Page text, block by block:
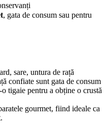
, gata de consum sau pentru
sare, untura de rață
confiate sunt gata de consum
tigaie pentru a obține o crustă
gourmet, fiind ideale ca